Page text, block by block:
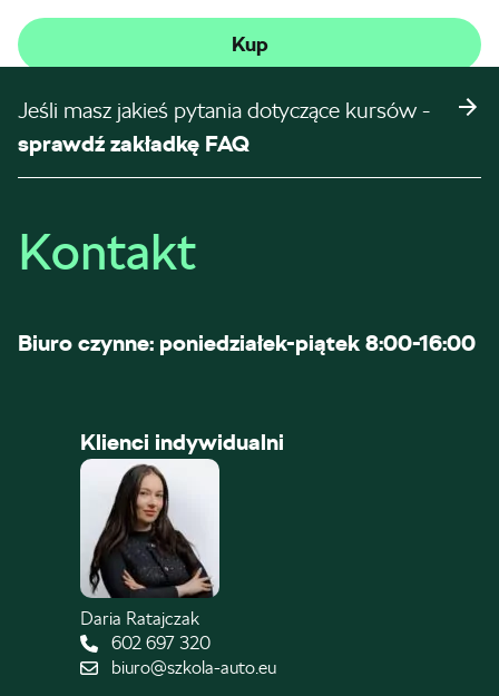
Kup
Jeśli masz jakieś pytania dotyczące kursów -
sprawdź zakładkę FAQ
Kontakt
Biuro czynne: poniedziałek-piątek 8:00-16:00
Klienci indywidualni
Daria Ratajczak
602 697 320
biuro@szkola-auto.eu